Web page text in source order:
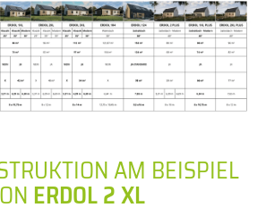
AM BEISPIEL
ERDOL 2 XL